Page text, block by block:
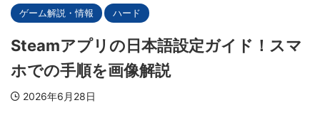
ゲーム解説・情報 ハード
Steamアプリの日本語設定ガイド！スマ
ホでの手順を画像解説
2026年6月28日